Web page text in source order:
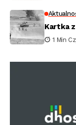
Kartka
1 Min